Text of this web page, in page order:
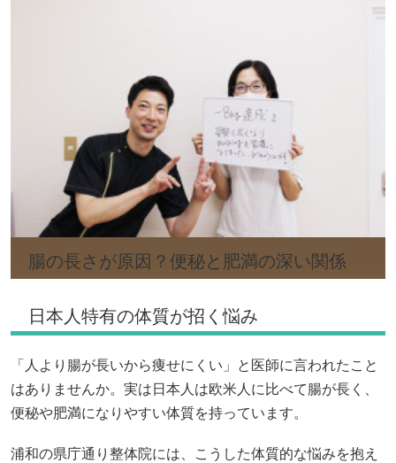
腸の長さが原因？便秘と肥満の深い関係
日本人特有の体質が招く悩み
「人より腸が長いから痩せにくい」と医師に言われたこと
はありませんか。実は日本人は欧米人に比べて腸が長く、
便秘や肥満になりやすい体質を持っています。
浦和の県庁通り整体院には、こうした体質的な悩みを抱え